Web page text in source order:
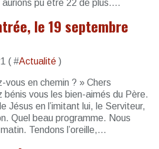
pu être 22 de plus....
le 19 septembre
( #Actualité )
vous en chemin ? » Chers
bénis vous les bien-aimés du Père.
Jésus en l’imitant lui, le Serviteur,
Quel beau programme. Nous
Tendons l’oreille,...